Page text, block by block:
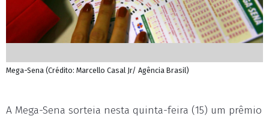
Mega-Sena (Crédito: Marcello Casal Jr/ Agência Brasil)
A Mega-Sena sorteia nesta quinta-feira (15) um prêmio